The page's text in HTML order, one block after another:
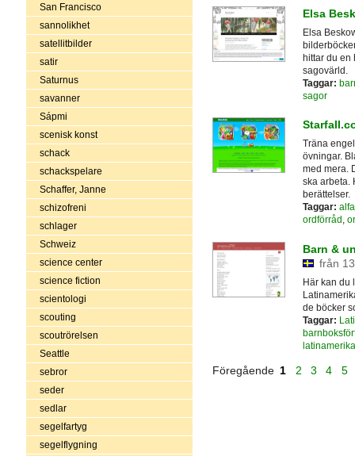
San Francisco
sannolikhet
satellitbilder
satir
Saturnus
savanner
Sápmi
scenisk konst
schack
schackspelare
Schaffer, Janne
schizofreni
schlager
Schweiz
science center
science fiction
scientologi
scouting
scoutrörelsen
Seattle
sebror
seder
sedlar
segelfartyg
segelflygning
Elsa
Elsa
hittar du en
sagovärld.
Taggar:
sagor
Träna
övningar.
med mera.
ska arbeta.
berättelser.
Taggar:
ordförråd ,
Barn &
från
Här kan du
de böcker
Taggar:
Föregående 1 2 3 4 5